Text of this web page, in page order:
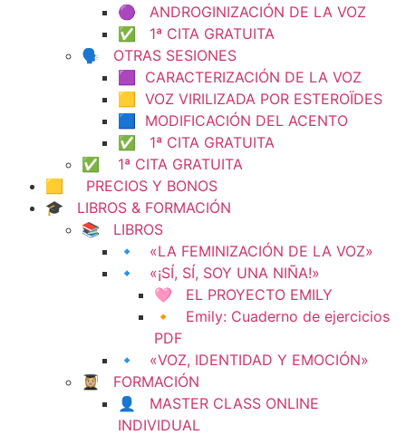
🟣 ANDROGINIZACIÓN DE LA VOZ
✅ 1ª CITA GRATUITA
🗣️ OTRAS SESIONES
🟪 CARACTERIZACIÓN DE LA VOZ
🟨 VOZ VIRILIZADA POR ESTEROÏDES
🟦 MODIFICACIÓN DEL ACENTO
✅ 1ª CITA GRATUITA
✅ 1ª CITA GRATUITA
🟨 PRECIOS Y BONOS
🎓 LIBROS & FORMACIÓN
📚 LIBROS
🔹 «LA FEMINIZACIÓN DE LA VOZ»
🔹 «¡SÍ, SÍ, SOY UNA NIÑA!»
🩷 EL PROYECTO EMILY
🔸 Emily: Cuaderno de ejercicios
PDF
🔹 «VOZ, IDENTIDAD Y EMOCIÓN»
👩🏼‍🎓 FORMACIÓN
👤 MASTER CLASS ONLINE
INDIVIDUAL